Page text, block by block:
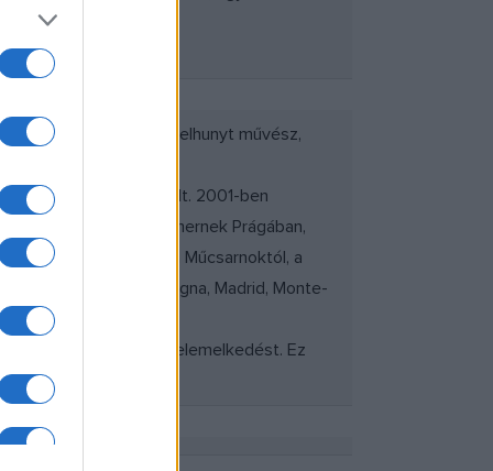
három hónapja elhunyt művész,
végre megvalósult. 2001-ben
- akit talán jobban ismernek Prágában,
tól Budapesten, a Műcsarnoktól, a
Milánó, London, Bologna, Madrid, Monte-
meghurcoltatást és felemelkedést. Ez
festőművészé.